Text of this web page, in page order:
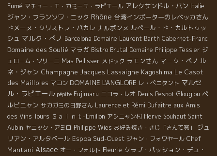
Fumé マチュー・エ・カミーユ・ラピエール アレクサンドル・バン Italie
ジャン・フランソワ・ニック Rhône 台湾インポーターのレベッカさん
ドメーヌ・クリストフ・パカレ ナルボンヌ ルペール・ド・カルトゥッ
シュ マルク・ぺノ Barcelona Domaine Laurent Barth Cabernet-Franc
Domaine des Soulié マラガ Bistro Brutal Domaine Philippe Tessier ジ
ェローム・ソリーニ Mas Pellisser メドック ラモンさん マーク・ペノ ル
ネ・ジャン Champagne Jacques Lassaigne Kagoshima Le Casot
des Mailloles マコン DOMAINE L'ANGLORE レ・ぺニタント マルセ
ル・ラピエール pépite Fujimaru ニコラ・レオ Denis Pesnot Glouglou ペ
ルピニャン サカガミの日野さん Laurence et Rémi Dufaitre aux Amis
des Vins Tours Ｓａｉｎｔ-Emilion アシニャン村 Herve Souhaut Saint
Aubin ヤニック・アミロ Philippe Wies お好み焼き・きじ「さんて寛」
ジュ
リアン・アルタベール Espoa Sud-Ouest ジャン・フォワヤール Chef
Mantani Alsace オー・フォルト Fleurie クラブ・パッション・デュ・